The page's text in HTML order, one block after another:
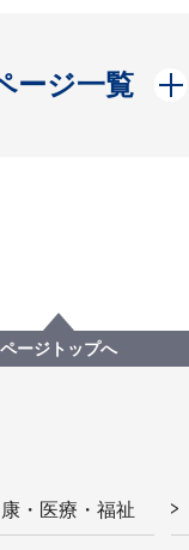
ージ一覧
開く
ページトップへ
・医療・福祉